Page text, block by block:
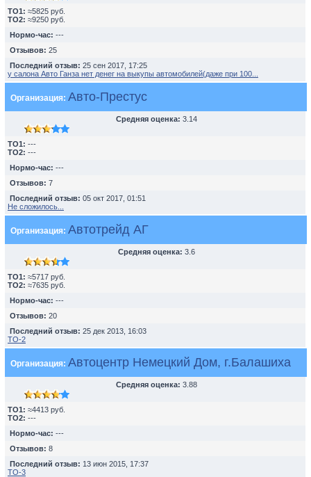
TO1: ≈5825 руб.
TO2: ≈9250 руб.
Нормо-час: ---
Отзывов: 25
Последний отзыв: 25 сен 2017, 17:25
у салона Авто Ганза нет денег на выкупы автомобилей(даже при 100...
Организация: Авто-Престус
Средняя оценка: 3.14
TO1: ---
TO2: ---
Нормо-час: ---
Отзывов: 7
Последний отзыв: 05 окт 2017, 01:51
Не сложилось...
Организация: Автотрейд АГ
Средняя оценка: 3.6
TO1: ≈5717 руб.
TO2: ≈7635 руб.
Нормо-час: ---
Отзывов: 20
Последний отзыв: 25 дек 2013, 16:03
ТО-2
Организация: Автоцентр Немецкий Дом, г.Балашиха
Средняя оценка: 3.88
TO1: ≈4413 руб.
TO2: ---
Нормо-час: ---
Отзывов: 8
Последний отзыв: 13 июн 2015, 17:37
ТО-3